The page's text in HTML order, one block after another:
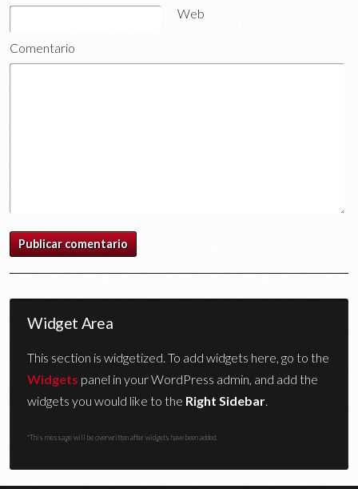
Web
Comentario
Widget Area
This section is widgetized. To add widgets here, go to the
Widgets panel in your WordPress admin, and add the
widgets you would like to the Right Sidebar.
*This message will be overwritten after widgets have been added.